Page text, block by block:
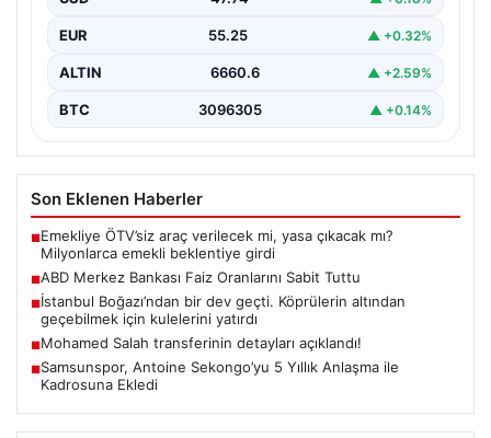
yüzde…
EUR 55.25 ▲ +0.32%
ALTIN 6660.6 ▲ +2.59%
BTC 3096305 ▲ +0.14%
Son Eklenen Haberler
■Emekliye ÖTV’siz araç verilecek mi, yasa çıkacak mı?
Milyonlarca emekli beklentiye girdi
■ABD Merkez Bankası Faiz Oranlarını Sabit Tuttu
■İstanbul Boğazı’ndan bir dev geçti. Köprülerin altından
geçebilmek için kulelerini yatırdı
■Mohamed Salah transferinin detayları açıklandı!
■Samsunspor, Antoine Sekongo’yu 5 Yıllık Anlaşma ile
Kadrosuna Ekledi